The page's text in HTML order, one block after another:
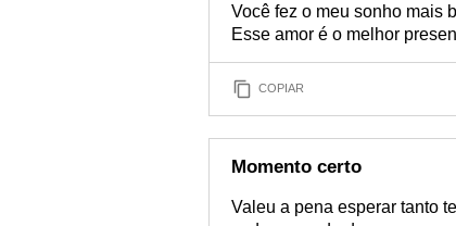
Você fez o meu sonho mais
Esse amor é o melhor
COPIAR
Momento certo
Valeu a pena esperar tanto